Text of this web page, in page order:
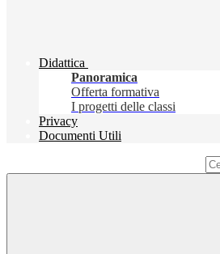
Didattica
Panoramica
Offerta formativa
I progetti delle classi
Privacy
Documenti Utili